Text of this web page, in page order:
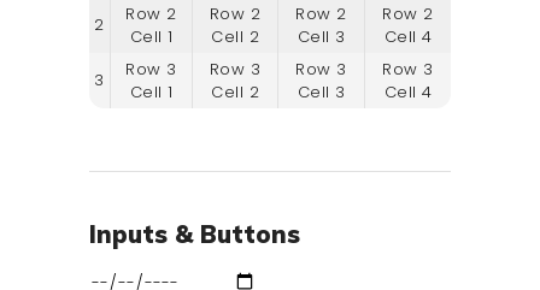
2
Row 2
Cell 1
Row 2
Cell 2
Row 2
Cell 3
Row 2
Cell 4
3
Row 3
Cell 1
Row 3
Cell 2
Row 3
Cell 3
Row 3
Cell 4
Inputs & Buttons